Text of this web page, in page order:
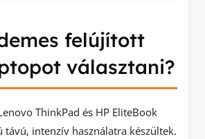
felújított
választani?
ThinkPad és HP EliteBook
távú, intenzív használatra készültek.